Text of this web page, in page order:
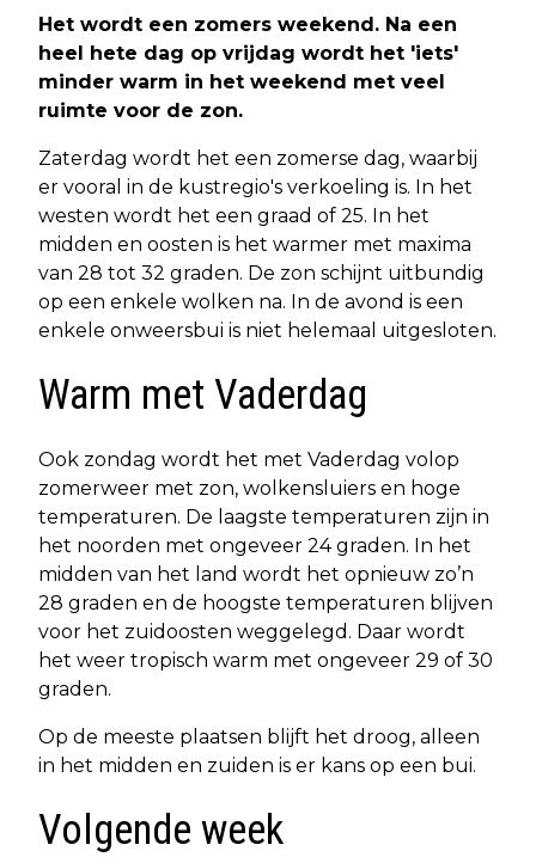
Het wordt een zomers weekend. Na een
heel hete dag op vrijdag wordt het 'iets'
minder warm in het weekend met veel
ruimte voor de zon.
Zaterdag wordt het een zomerse dag, waarbij
er vooral in de kustregio's verkoeling is. In het
westen wordt het een graad of 25. In het
midden en oosten is het warmer met maxima
van 28 tot 32 graden. De zon schijnt uitbundig
op een enkele wolken na. In de avond is een
enkele onweersbui is niet helemaal uitgesloten.
Warm met Vaderdag
Ook zondag wordt het met Vaderdag volop
zomerweer met zon, wolkensluiers en hoge
temperaturen. De laagste temperaturen zijn in
het noorden met ongeveer 24 graden. In het
midden van het land wordt het opnieuw zo’n
28 graden en de hoogste temperaturen blijven
voor het zuidoosten weggelegd. Daar wordt
het weer tropisch warm met ongeveer 29 of 30
graden.
Op de meeste plaatsen blijft het droog, alleen
in het midden en zuiden is er kans op een bui.
Volgende week